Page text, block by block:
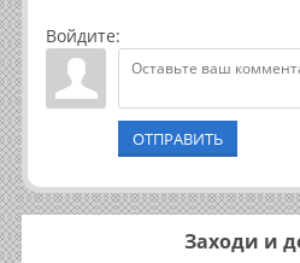
Войдите:
ОТПРАВИТЬ
Заходи и